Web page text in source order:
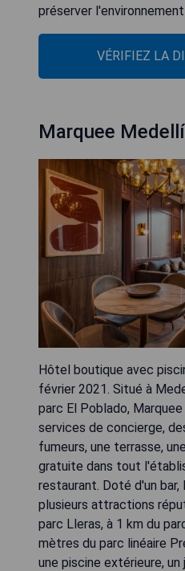
préserver l'environnement
VÉRIFIEZ LA
Marquee
Hôtel boutique avec
février 2021. Situé à
parc El Poblado,
services de concierge,
fumeurs, une terrasse,
gratuite dans tout
restaurant. Doté d'un
plusieurs attractions
parc Lleras, à 1 km du
mètres du parc linéaire
une piscine extérieure, un